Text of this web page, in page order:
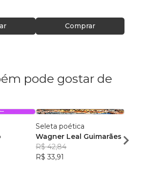
Comprar
pode gostar de
Seleta poética
Wagner Leal Guimarães
R$ 42,84
R$ 33,91
ainda
Carla